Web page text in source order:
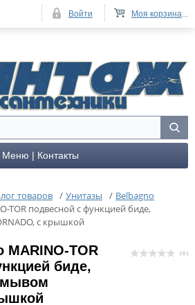
Меню | Контакты
товаров / Унитазы / Belbagno
TOR подвесной с функцией биде,
с крышкой
MARINO-TOR
биде,
( 0 )
Моя корзина...
Войти